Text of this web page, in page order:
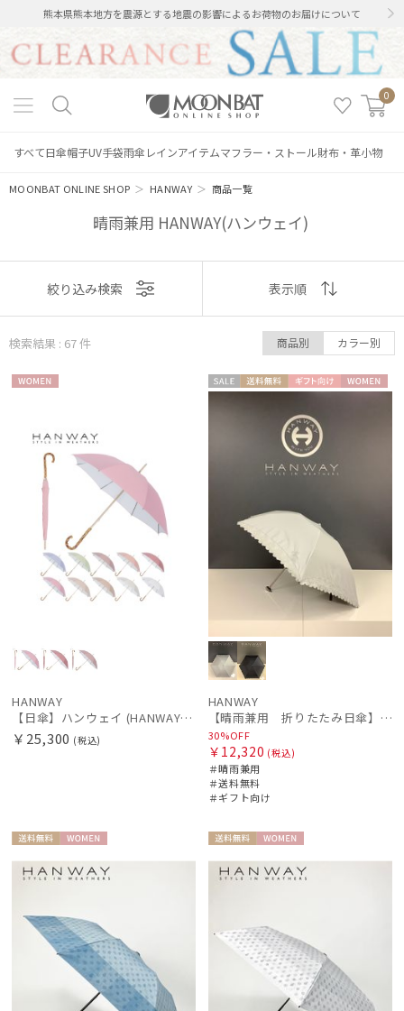
熊本県熊本地方を震源とする地震の影響によるお荷物のお届けについて
0
すべて日傘帽子UV手袋雨傘 レインアイテムマフラー・ストール財布・革小物
MOONBAT ONLINE SHOP ＞ HANWAY＞ 商品一覧
晴雨兼用 HANWAY(ハンウェイ)
表示
おすすめ
価格の高い
価格の低い
人気順
売上点数順
絞り込み検索 表示順
検索結果 : 67件 商品別 カラー別
HANWAY
【日傘】ハンウェイ (HANWAY) Pシエスタ 白ラミネート ナチュラルカラー 長傘 オールウェザー 遮光 竹手元 晴雨兼用 UV 日本製
￥25,300 (税込)
セー 送料無 ギフト
向け
WOME
HANWAY
【晴雨兼用 折りたたみ日傘】ハンウェイ（ＨＡＮＷＡＹ）Lace（レース）
30%OFF
￥12,320 (税込)
＃晴雨兼用
＃送料無料
＃ギフト向け
料
N
料
N